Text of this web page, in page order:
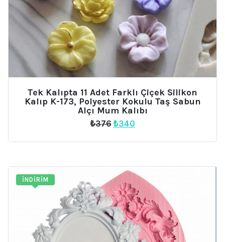
Tek Kalıpta 11 Adet Farklı Çiçek Silikon
Kalıp K-173, Polyester Kokulu Taş Sabun
Alçı Mum Kalıbı
₺376 Orijinal
₺376.
₺340Şu
fiyat:
İNDIRIM